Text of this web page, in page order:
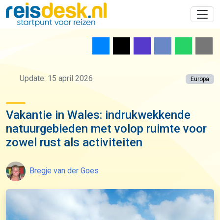
Update: 15 april 2026 Europa
Vakantie in Wales: indrukwekkende
natuurgebieden met volop ruimte voor
zowel rust als activiteiten
Bregje van der Goes